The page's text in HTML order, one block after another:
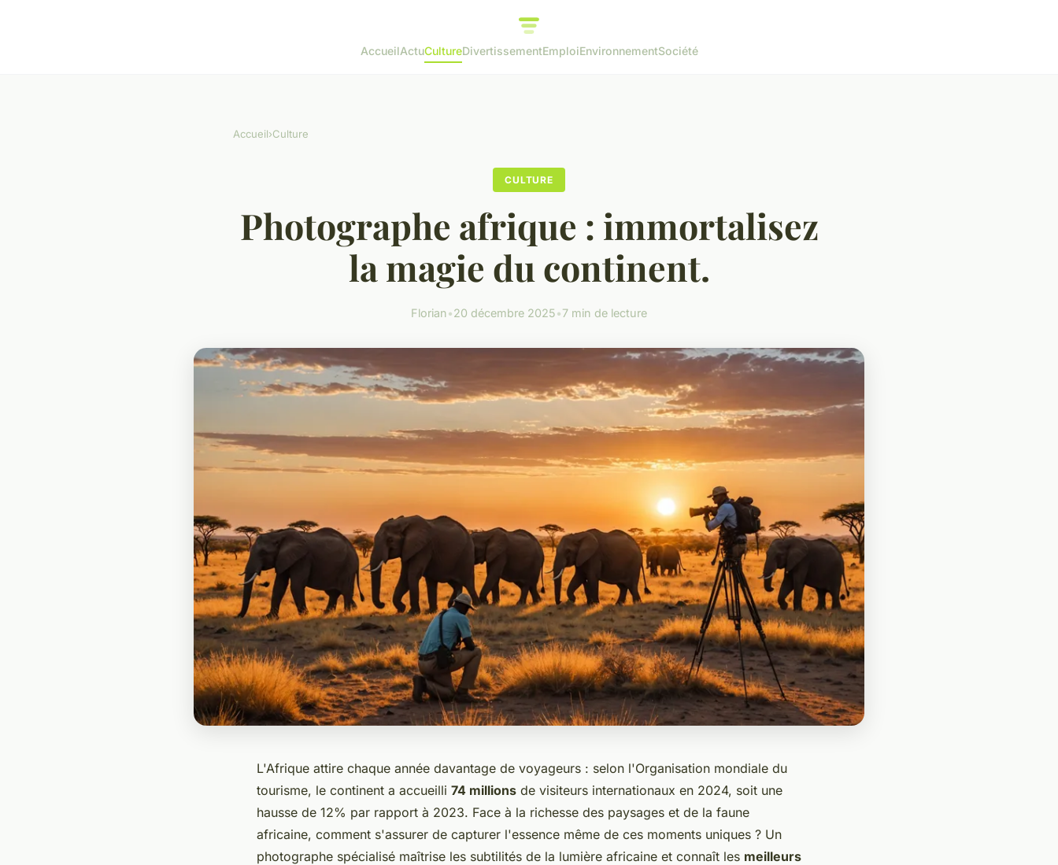
AccueilActuCultureDivertissementEmploiEnvironnementSociété
Accueil›Culture
CULTURE
Photographe afrique : immortalisez
la magie du continent.
Florian•20 décembre 2025•7 min de lecture
L'Afrique attire chaque année davantage de voyageurs : selon l'Organisation mondiale du
tourisme, le continent a accueilli 74 millions de visiteurs internationaux en 2024, soit une
hausse de 12% par rapport à 2023. Face à la richesse des paysages et de la faune
africaine, comment s'assurer de capturer l'essence même de ces moments uniques ? Un
photographe spécialisé maîtrise les subtilités de la lumière africaine et connaît les meilleurs